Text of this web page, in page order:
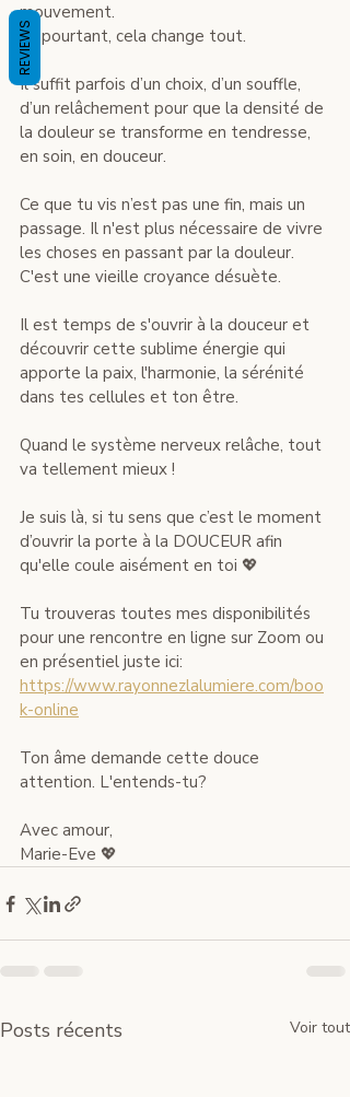
mouvement.
Et pourtant, cela change tout.
Il suffit parfois d’un choix, d’un souffle,
d’un relâchement pour que la densité de
la douleur se transforme en tendresse,
en soin, en douceur.
Ce que tu vis n’est pas une fin, mais un
passage. Il n'est plus nécessaire de vivre
les choses en passant par la douleur.
C'est une vieille croyance désuète.
Il est temps de s'ouvrir à la douceur et
découvrir cette sublime énergie qui
apporte la paix, l'harmonie, la sérénité
dans tes cellules et ton être.
Quand le système nerveux relâche, tout
va tellement mieux !
Je suis là, si tu sens que c’est le moment
d’ouvrir la porte à la DOUCEUR afin
qu'elle coule aisément en toi 💖
Tu trouveras toutes mes disponibilités
pour une rencontre en ligne sur Zoom ou
en présentiel juste ici:
https://www.rayonnezlalumiere.com/boo
k-online
Ton âme demande cette douce
attention. L'entends-tu?
Avec amour,
Marie-Eve 💖
Posts récents Voir tout
REVIEWS